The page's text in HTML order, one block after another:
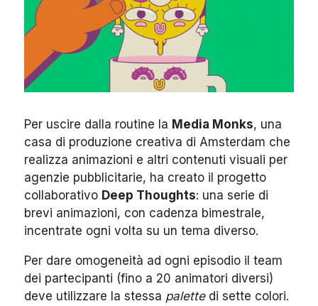
Per uscire dalla routine la Media Monks, una
casa di produzione creativa di Amsterdam che
realizza animazioni e altri contenuti visuali per
agenzie pubblicitarie, ha creato il progetto
collaborativo Deep Thoughts: una serie di
brevi animazioni, con cadenza bimestrale,
incentrate ogni volta su un tema diverso.
Per dare omogeneità ad ogni episodio il team
dei partecipanti (fino a 20 animatori diversi)
deve utilizzare la stessa palettedi sette colori.